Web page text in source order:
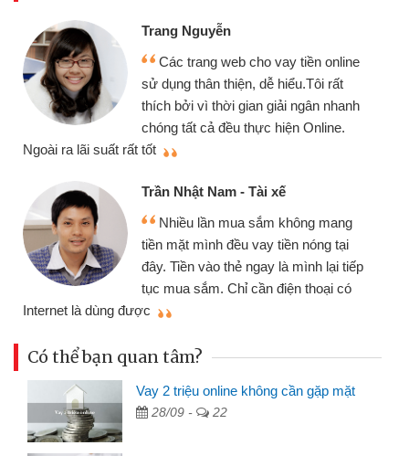
Trang Nguyễn
Các trang web cho vay tiền online
sử dụng thân thiện, dễ hiểu.Tôi rất
thích bởi vì thời gian giải ngân nhanh
chóng tất cả đều thực hiện Online.
Ngoài ra lãi suất rất tốt
Trần Nhật Nam - Tài xế
Nhiều lần mua sắm không mang
tiền mặt mình đều vay tiền nóng tại
đây. Tiền vào thẻ ngay là mình lại tiếp
tục mua sắm. Chỉ cần điện thoại có
Internet là dùng được
Có thể bạn quan tâm?
Vay 2 triệu online không cần gặp mặt
28/09 - 22